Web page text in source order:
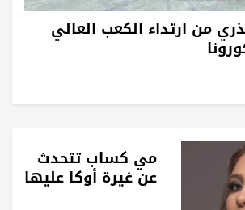
من ارتداء الكعب العالي
مي كساب تتحدث
عن غيرة أوكا عليها